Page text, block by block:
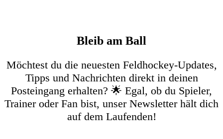
Bleib am Ball
Möchtest du die neuesten Feldhockey-Updates,
Tipps und Nachrichten direkt in deinen
Posteingang erhalten? 🌟 Egal, ob du Spieler,
Trainer oder Fan bist, unser Newsletter hält dich
auf dem Laufenden!